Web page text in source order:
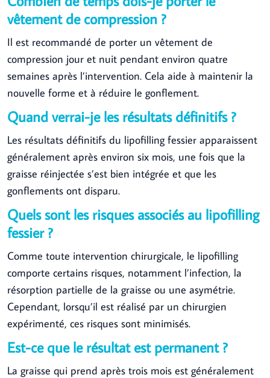
vêtement de compression ?
Il est recommandé de porter un vêtement de
compression jour et nuit pendant environ quatre
semaines après l’intervention. Cela aide à maintenir la
nouvelle forme et à réduire le gonflement.
Quand verrai-je les résultats définitifs ?
Les résultats définitifs du lipofilling fessier apparaissent
généralement après environ six mois, une fois que la
graisse réinjectée s’est bien intégrée et que les
gonflements ont disparu.
Quels sont les risques associés au lipofilling
fessier ?
Comme toute intervention chirurgicale, le lipofilling
comporte certains risques, notamment l’infection, la
résorption partielle de la graisse ou une asymétrie.
Cependant, lorsqu’il est réalisé par un chirurgien
expérimenté, ces risques sont minimisés.
Est-ce que le résultat est permanent ?
La graisse qui prend après trois mois est généralement